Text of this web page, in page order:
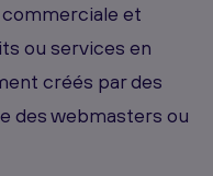
et
ou services en
créés par des
des webmasters ou